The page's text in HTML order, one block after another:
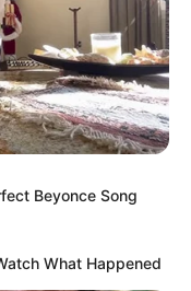
Beyonce Song
What Happened